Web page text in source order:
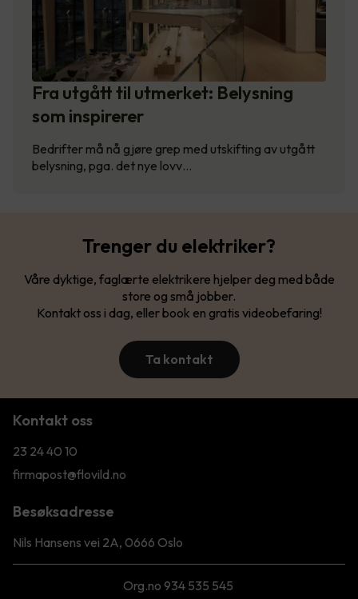
Fra utgått til utmerket: Belysning
som inspirerer
Bedrifter må nå gjøre grep med utskifting av utgått
belysning, pga. det nye lovv…
Trenger du elektriker?
Våre dyktige, faglærte elektrikere hjelper deg med både
store og små jobber.
Kontakt oss i dag, eller book en gratis videobefaring!
Ta kontakt
Kontakt oss
23 24 40 10
firmapost@flovild.no
Besøksadresse
Nils Hansens vei 2A, 0666 Oslo
Org.no 934 535 545